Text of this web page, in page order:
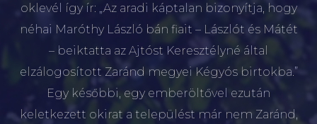
oklevél így ír: „Az aradi káptalan bizonyítja, hogy
néhai Maróthy László bán fiait – Lászlót és Mátét
– beiktatta az Ajtóst Keresztélyné által
elzálogosított Zaránd megyei Kégyós birtokba.”
Egy későbbi, egy emberöltővel ezután
keletkezett okirat a települést már nem Zaránd,